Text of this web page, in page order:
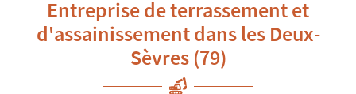
Entreprise de terrassement et
d'assainissement dans les Deux-
Sèvres (79)